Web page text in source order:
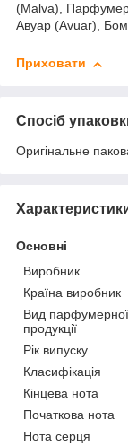
(Malva),
Авуар (Avuar),
Приховати
Спосіб
Оригінальне
Основні
Виробник
Країна виробник
Вид парфумерної
продукції
Рік випуску
Класифікація
Кінцева нота
Початкова нота
Нота серця